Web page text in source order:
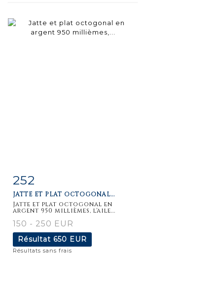
Fiche
252
JATTE ET PLAT OCTOGONAL...
Jatte et plat octogonal en
argent 950 millièmes, l'aile...
150 - 250 EUR
Résultat 650 EUR
Résultats sans frais